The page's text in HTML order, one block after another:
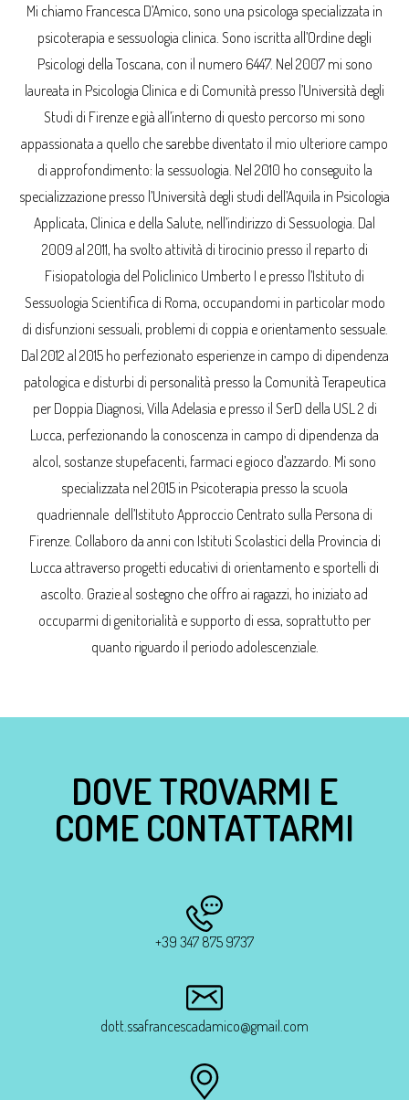
Mi chiamo Francesca D’Amico, sono una psicologa specializzata in
psicoterapia e sessuologia clinica. Sono iscritta all’Ordine degli
Psicologi della Toscana, con il numero 6447. Nel 2007 mi sono
laureata in Psicologia Clinica e di Comunità presso l’Università degli
Studi di Firenze e già all’interno di questo percorso mi sono
appassionata a quello che sarebbe diventato il mio ulteriore campo
di approfondimento: la sessuologia. Nel 2010 ho conseguito la
specializzazione presso l’Università degli studi dell’Aquila in Psicologia
Applicata, Clinica e della Salute, nell’indirizzo di Sessuologia. Dal
2009 al 2011, ha svolto attività di tirocinio presso il reparto di
Fisiopatologia del Policlinico Umberto I e presso l’Istituto di
Sessuologia Scientifica di Roma, occupandomi in particolar modo
di disfunzioni sessuali, problemi di coppia e orientamento sessuale.
Dal 2012 al 2015 ho perfezionato esperienze in campo di dipendenza
patologica e disturbi di personalità presso la Comunità Terapeutica
per Doppia Diagnosi, Villa Adelasia e presso il SerD della USL 2 di
Lucca, perfezionando la conoscenza in campo di dipendenza da
alcol, sostanze stupefacenti, farmaci e gioco d’azzardo. Mi sono
specializzata nel 2015 in Psicoterapia presso la scuola
quadriennale dell’Istituto Approccio Centrato sulla Persona di
Firenze. Collaboro da anni con Istituti Scolastici della Provincia di
Lucca attraverso progetti educativi di orientamento e sportelli di
ascolto. Grazie al sostegno che offro ai ragazzi, ho iniziato ad
occuparmi di genitorialità e supporto di essa, soprattutto per
quanto riguardo il periodo adolescenziale.
DOVE TROVARMI E
COME CONTATTARMI
+39 347 875 9737
dott.ssafrancescadamico@gmail.com